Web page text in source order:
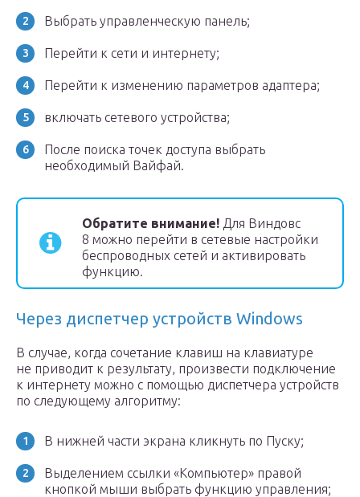
Выбрать управленческую панель;
Перейти к сети и интернету;
Перейти к изменению параметров адаптера;
включать сетевого устройства;
После поиска точек доступа выбрать
необходимый Вайфай.
Обратите внимание! Для Виндовс
8 можно перейти в сетевые настройки
беспроводных сетей и активировать
функцию.
Через диспетчер устройств Windows
В случае, когда сочетание клавиш на клавиатуре
не приводит к результату, произвести подключение
к интернету можно с помощью диспетчера устройств
по следующему алгоритму:
В нижней части экрана кликнуть по Пуску;
Выделением ссылки «Компьютер» правой
кнопкой мыши выбрать функцию управления;